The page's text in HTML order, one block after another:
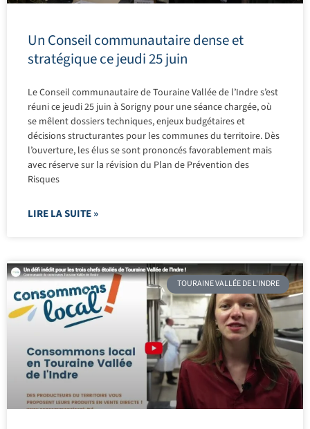
Un Conseil communautaire dense et
stratégique ce jeudi 25 juin
Le Conseil communautaire de Touraine Vallée de l’Indre s’est
réuni ce jeudi 25 juin à Sorigny pour une séance chargée, où
se mêlent dossiers techniques, enjeux budgétaires et
décisions structurantes pour les communes du territoire. Dès
l’ouverture, les élus se sont prononcés favorablement mais
avec réserve sur la révision du Plan de Prévention des
Risques
LIRE LA SUITE »
TOURAINE VALLÉE DE L'INDRE